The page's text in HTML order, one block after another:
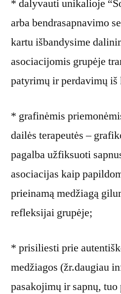
* dalyvauti unikalioje
arba bendrasapnavimo
kartu išbandysime
asociacijomis grupėje
patyrimų ir perdavimų iš
* grafinėmis
dailės terapeutės –
pagalba užfiksuoti
asociacijas kaip
prieinamą medžiagą
refleksijai grupėje;
* prisiliesti prie
medžiagos (žr.daugiau
pasakojimų ir sapnų,